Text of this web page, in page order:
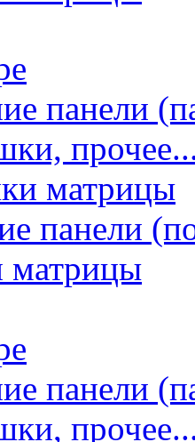
панели
матрицы
панели
матрицы
панели